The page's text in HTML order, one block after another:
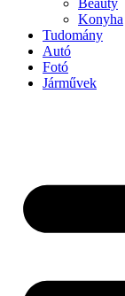
Konyha
Tudomány
Autó
Fotó
Járművek